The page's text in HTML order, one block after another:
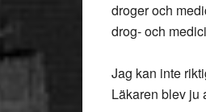
droger och
drog- och
Jag kan inte
Läkaren blev ju